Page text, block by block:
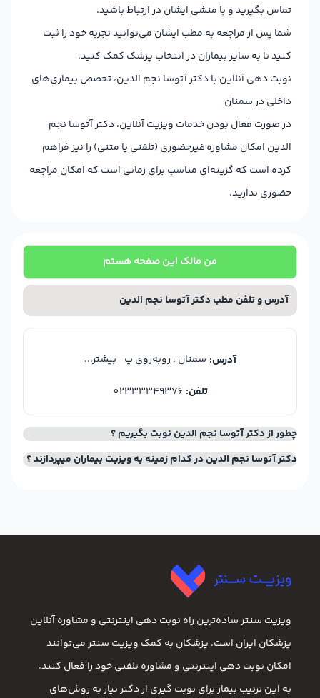
تماس بگیرید و با منشی ایشان در ارتباط باشید.
شما پس از مراجعه به مطب ایشان می‌توانید تجربه خود را ثبت
کنید تا به سایر بیماران در انتخاب پزشک کمک کنید.
نوبت دهی آنلاین با دکتر آتوسا نجم الدین، تخصص بیماری‌های
داخلی در سمنان
در صورت فعال بودن خدمات ویزیت آنلاین، دکتر آتوسا نجم
الدین امکان مشاوره غیرحضوری (تلفنی یا متنی) را نیز فراهم
کرده است که گزینه‌ای مناسب برای زمانی است که امکان مراجعه
حضوری ندارید.
من مالک این صفحه هستم
آدرس و تلفن مطب دکتر آتوسا نجم الدین
آدرس: سمنان ، روبه‌روی پ بیشتر...
تلفن: 02333349376
چطور از دکتر آتوسا نجم الدین نوبت بگیریم ؟
دکتر آتوسا نجم الدین در کدام زمینه به ویزیت بیماران میپردازند ؟
ویزیت سنتر ساده‌ترین راه نوبت‌ دهی اینترنتی و مشاوره آنلاین
پزشکان ایران است. پزشکان به کمک ویزیت سنتر می‌توانند
امکان نوبت دهی اینترنتی و مشاوره تلفنی خود را فعال کنند.
به این ترتیب بیمار برای نوبت گیری از دکتر نیاز به روش‌های